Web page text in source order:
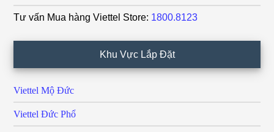
Tư vấn Mua hàng Viettel Store: 1800.8123
Khu Vực Lắp Đặt
Viettel Mộ Đức
Viettel Đức Phổ